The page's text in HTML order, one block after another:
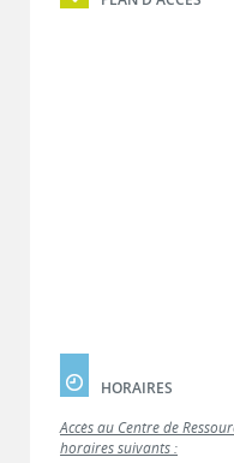
HORAIRES
Accès au Centre de
horaires suivants :